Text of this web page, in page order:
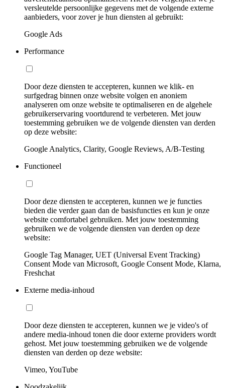
versleutelde persoonlijke gegevens met de volgende externe
aanbieders, voor zover je hun diensten al gebruikt:
Google Ads
Performance
Door deze diensten te accepteren, kunnen we klik- en
surfgedrag binnen onze website volgen en anoniem
analyseren om onze website te optimaliseren en de algehele
gebruikerservaring voortdurend te verbeteren. Met jouw
toestemming gebruiken we de volgende diensten van derden
op deze website:
Google Analytics, Clarity, Google Reviews, A/B-Testing
Functioneel
Door deze diensten te accepteren, kunnen we je functies
bieden die verder gaan dan de basisfuncties en kun je onze
website comfortabel gebruiken. Met jouw toestemming
gebruiken we de volgende diensten van derden op deze
website:
Google Tag Manager, UET (Universal Event Tracking)
Consent Mode van Microsoft, Google Consent Mode, Klarna,
Freshchat
Externe media-inhoud
Door deze diensten te accepteren, kunnen we je video's of
andere media-inhoud tonen die door externe providers wordt
gehost. Met jouw toestemming gebruiken we de volgende
diensten van derden op deze website:
Vimeo, YouTube